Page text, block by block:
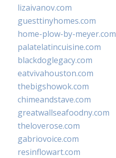
lizaivanov.com
guesttinyhomes.com
home-plow-by-meyer.com
palatelatincuisine.com
blackdoglegacy.com
eatvivahouston.com
thebigshowok.com
chimeandstave.com
greatwallseafoodny.com
theloverose.com
gabriovoice.com
resinflowart.com